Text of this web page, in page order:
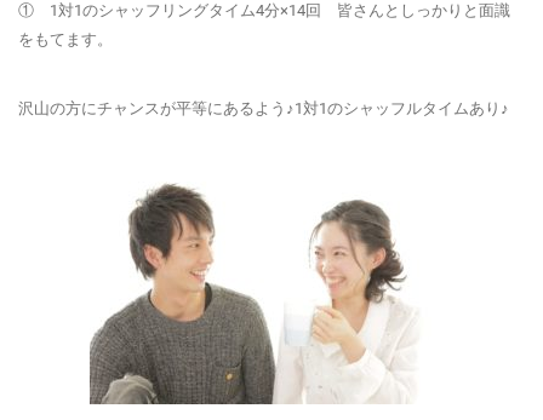
① 1対1のシャッフリングタイム4分×14回 皆さんとしっかりと面識
をもてます。
沢山の方にチャンスが平等にあるよう♪1対1のシャッフルタイムあり♪